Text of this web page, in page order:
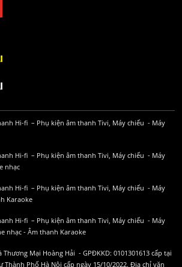
Hi-fi – Phụ kiện âm thanh Tivi, Máy chiếu - Máy
Hi-fi – Phụ kiện âm thanh Tivi, Máy chiếu - Máy
nhạc
Hi-fi – Phụ kiện âm thanh Tivi, Máy chiếu - Máy
Karaoke
Hi-fi – Phụ kiện âm thanh Tivi, Máy chiếu - Máy
nhạc - Âm thanh Karaoke
Thương Mại Hoàng Hải - GPĐKKD: 0101301613 cấp tại
Thành Phố Hà Nội cấp ngày 15/10/2022. Địa chỉ văn